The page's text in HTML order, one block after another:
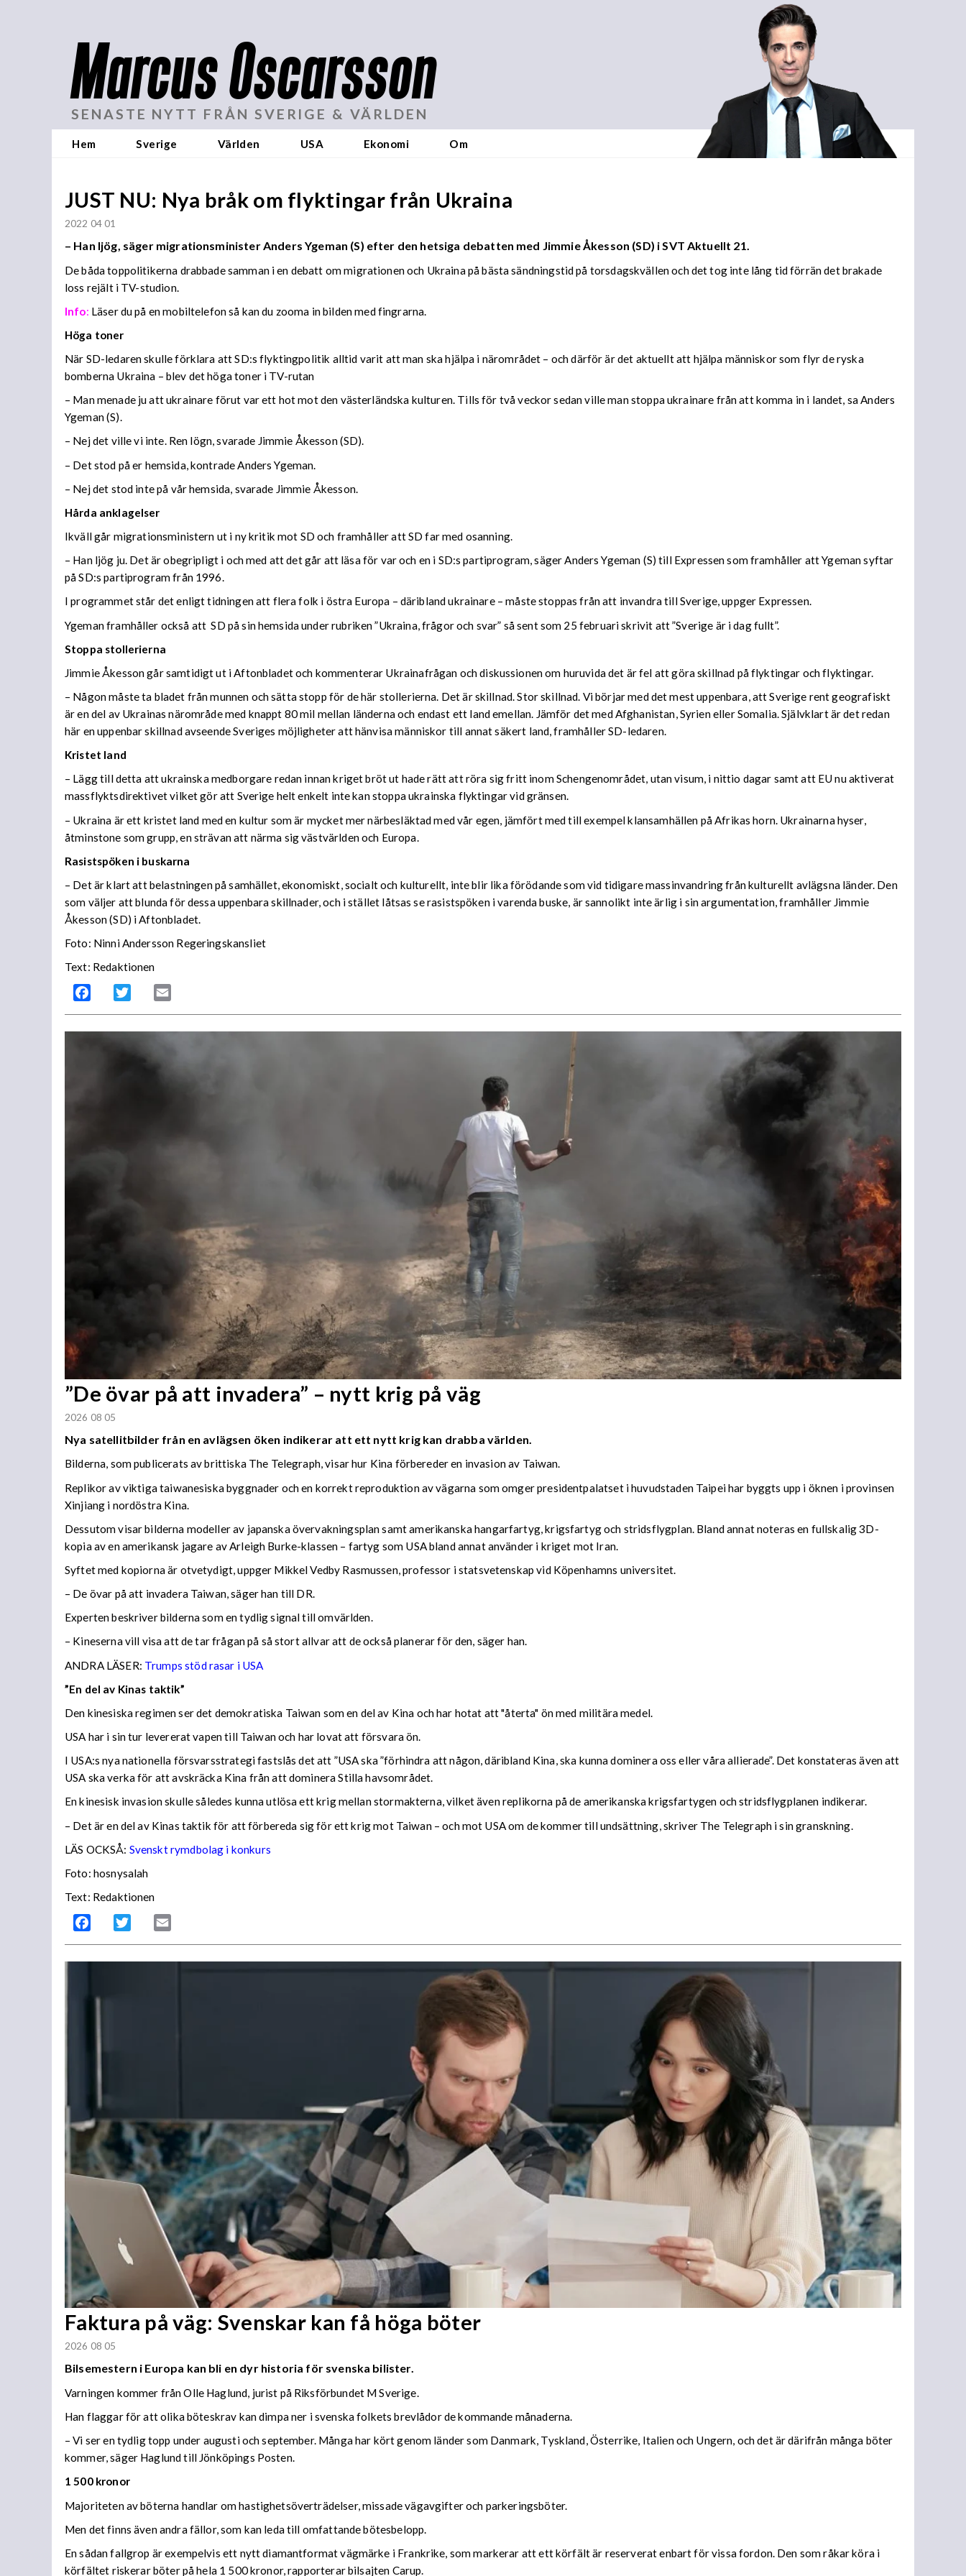
Marcus Oscarsson
SENASTE NYTT FRÅN SVERIGE & VÄRLDEN
Hem Sverige Världen USA Ekonomi Om
JUST NU: Nya bråk om flyktingar från Ukraina
2022 04 01
– Han ljög, säger migrationsminister Anders Ygeman (S) efter den hetsiga debatten med Jimmie Åkesson (SD) i SVT Aktuellt 21.
De båda toppolitikerna drabbade samman i en debatt om migrationen och Ukraina på bästa sändningstid på torsdagskvällen och det tog inte lång tid förrän det brakade
loss rejält i TV-studion.
Info: Läser du på en mobiltelefon så kan du zooma in bilden med fingrarna.
Höga toner
När SD-ledaren skulle förklara att SD:s flyktingpolitik alltid varit att man ska hjälpa i närområdet – och därför är det aktuellt att hjälpa människor som flyr de ryska
bomberna Ukraina – blev det höga toner i TV-rutan
– Man menade ju att ukrainare förut var ett hot mot den västerländska kulturen. Tills för två veckor sedan ville man stoppa ukrainare från att komma in i landet, sa Anders
Ygeman (S).
– Nej det ville vi inte. Ren lögn, svarade Jimmie Åkesson (SD).
– Det stod på er hemsida, kontrade Anders Ygeman.
– Nej det stod inte på vår hemsida, svarade Jimmie Åkesson.
Hårda anklagelser
Ikväll går migrationsministern ut i ny kritik mot SD och framhåller att SD far med osanning.
– Han ljög ju. Det är obegripligt i och med att det går att läsa för var och en i SD:s partiprogram, säger Anders Ygeman (S) till Expressen som framhåller att Ygeman syftar
på SD:s partiprogram från 1996.
I programmet står det enligt tidningen att flera folk i östra Europa – däribland ukrainare – måste stoppas från att invandra till Sverige, uppger Expressen.
Ygeman framhåller också att SD på sin hemsida under rubriken ”Ukraina, frågor och svar” så sent som 25 februari skrivit att ”Sverige är i dag fullt”.
Stoppa stollerierna
Jimmie Åkesson går samtidigt ut i Aftonbladet och kommenterar Ukrainafrågan och diskussionen om huruvida det är fel att göra skillnad på flyktingar och flyktingar.
– Någon måste ta bladet från munnen och sätta stopp för de här stollerierna. Det är skillnad. Stor skillnad. Vi börjar med det mest uppenbara, att Sverige rent geografiskt
är en del av Ukrainas närområde med knappt 80 mil mellan länderna och endast ett land emellan. Jämför det med Afghanistan, Syrien eller Somalia. Självklart är det redan
här en uppenbar skillnad avseende Sveriges möjligheter att hänvisa människor till annat säkert land, framhåller SD-ledaren.
Kristet land
– Lägg till detta att ukrainska medborgare redan innan kriget bröt ut hade rätt att röra sig fritt inom Schengenområdet, utan visum, i nittio dagar samt att EU nu aktiverat
massflyktsdirektivet vilket gör att Sverige helt enkelt inte kan stoppa ukrainska flyktingar vid gränsen.
– Ukraina är ett kristet land med en kultur som är mycket mer närbesläktad med vår egen, jämfört med till exempel klansamhällen på Afrikas horn. Ukrainarna hyser,
åtminstone som grupp, en strävan att närma sig västvärlden och Europa.
Rasistspöken i buskarna
– Det är klart att belastningen på samhället, ekonomiskt, socialt och kulturellt, inte blir lika förödande som vid tidigare massinvandring från kulturellt avlägsna länder. Den
som väljer att blunda för dessa uppenbara skillnader, och i stället låtsas se rasistspöken i varenda buske, är sannolikt inte ärlig i sin argumentation, framhåller Jimmie
Åkesson (SD) i Aftonbladet.
Foto: Ninni Andersson Regeringskansliet
Text: Redaktionen
Facebook Twitter
”De övar på att invadera” – nytt krig på väg
2026 08 05
Nya satellitbilder från en avlägsen öken indikerar att ett nytt krig kan drabba världen.
Bilderna, som publicerats av brittiska The Telegraph, visar hur Kina förbereder en invasion av Taiwan.
Replikor av viktiga taiwanesiska byggnader och en korrekt reproduktion av vägarna som omger presidentpalatset i huvudstaden Taipei har byggts upp i öknen i provinsen
Xinjiang i nordöstra Kina.
Dessutom visar bilderna modeller av japanska övervakningsplan samt amerikanska hangarfartyg, krigsfartyg och stridsflygplan. Bland annat noteras en fullskalig 3D-
kopia av en amerikansk jagare av Arleigh Burke-klassen – fartyg som USA bland annat använder i kriget mot Iran.
Syftet med kopiorna är otvetydigt, uppger Mikkel Vedby Rasmussen, professor i statsvetenskap vid Köpenhamns universitet.
– De övar på att invadera Taiwan, säger han till DR.
Experten beskriver bilderna som en tydlig signal till omvärlden.
– Kineserna vill visa att de tar frågan på så stort allvar att de också planerar för den, säger han.
ANDRA LÄSER: Trumps stöd rasar i USA
”En del av Kinas taktik”
Den kinesiska regimen ser det demokratiska Taiwan som en del av Kina och har hotat att "återta" ön med militära medel.
USA har i sin tur levererat vapen till Taiwan och har lovat att försvara ön.
I USA:s nya nationella försvarsstrategi fastslås det att ”USA ska ”förhindra att någon, däribland Kina, ska kunna dominera oss eller våra allierade”. Det konstateras även att
USA ska verka för att avskräcka Kina från att dominera Stilla havsområdet.
En kinesisk invasion skulle således kunna utlösa ett krig mellan stormakterna, vilket även replikorna på de amerikanska krigsfartygen och stridsflygplanen indikerar.
– Det är en del av Kinas taktik för att förbereda sig för ett krig mot Taiwan – och mot USA om de kommer till undsättning, skriver The Telegraph i sin granskning.
LÄS OCKSÅ: Svenskt rymdbolag i konkurs
Foto: hosnysalah
Text: Redaktionen
Facebook Twitter
Faktura på väg: Svenskar kan få höga böter
2026 08 05
Bilsemestern i Europa kan bli en dyr historia för svenska bilister.
Varningen kommer från Olle Haglund, jurist på Riksförbundet M Sverige.
Han flaggar för att olika böteskrav kan dimpa ner i svenska folkets brevlådor de kommande månaderna.
– Vi ser en tydlig topp under augusti och september. Många har kört genom länder som Danmark, Tyskland, Österrike, Italien och Ungern, och det är därifrån många böter
kommer, säger Haglund till Jönköpings Posten.
1 500 kronor
Majoriteten av böterna handlar om hastighetsöverträdelser, missade vägavgifter och parkeringsböter.
Men det finns även andra fällor, som kan leda till omfattande bötesbelopp.
En sådan fallgrop är exempelvis ett nytt diamantformat vägmärke i Frankrike, som markerar att ett körfält är reserverat enbart för vissa fordon. Den som råkar köra i
körfältet riskerar böter på hela 1 500 kronor, rapporterar bilsajten Carup.